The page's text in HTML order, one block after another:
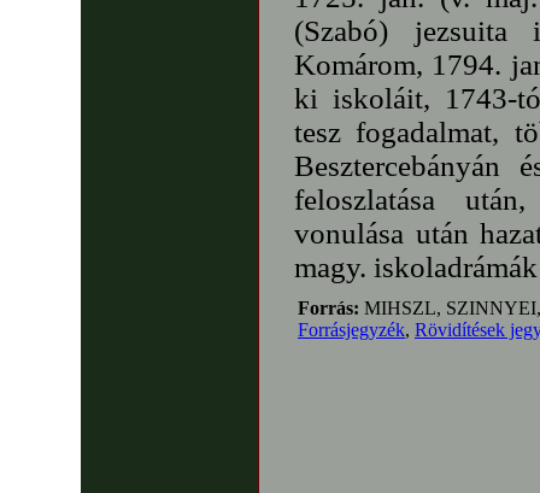
(Szabó) jezsuita
Komárom, 1794.
ki iskoláit, 1743-
tesz fogadalmat,
feloszlatása
vonulása után
magy.
Forrás: MIHSZL,
Forrásjegyzék, Rövidítések